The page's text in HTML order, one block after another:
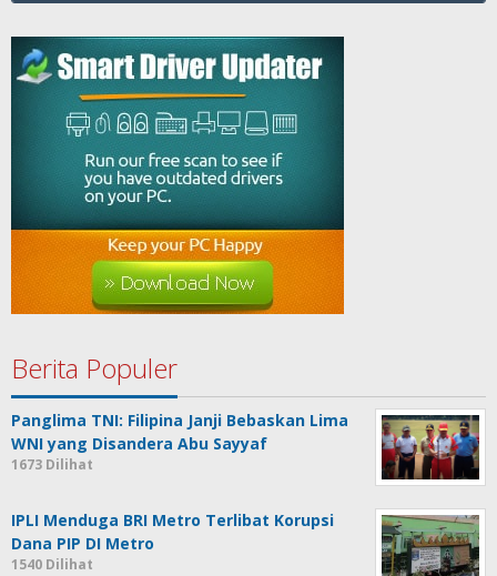
Berita Populer
Panglima TNI: Filipina Janji Bebaskan Lima
WNI yang Disandera Abu Sayyaf
1673 Dilihat
IPLI Menduga BRI Metro Terlibat Korupsi
Dana PIP DI Metro
1540 Dilihat